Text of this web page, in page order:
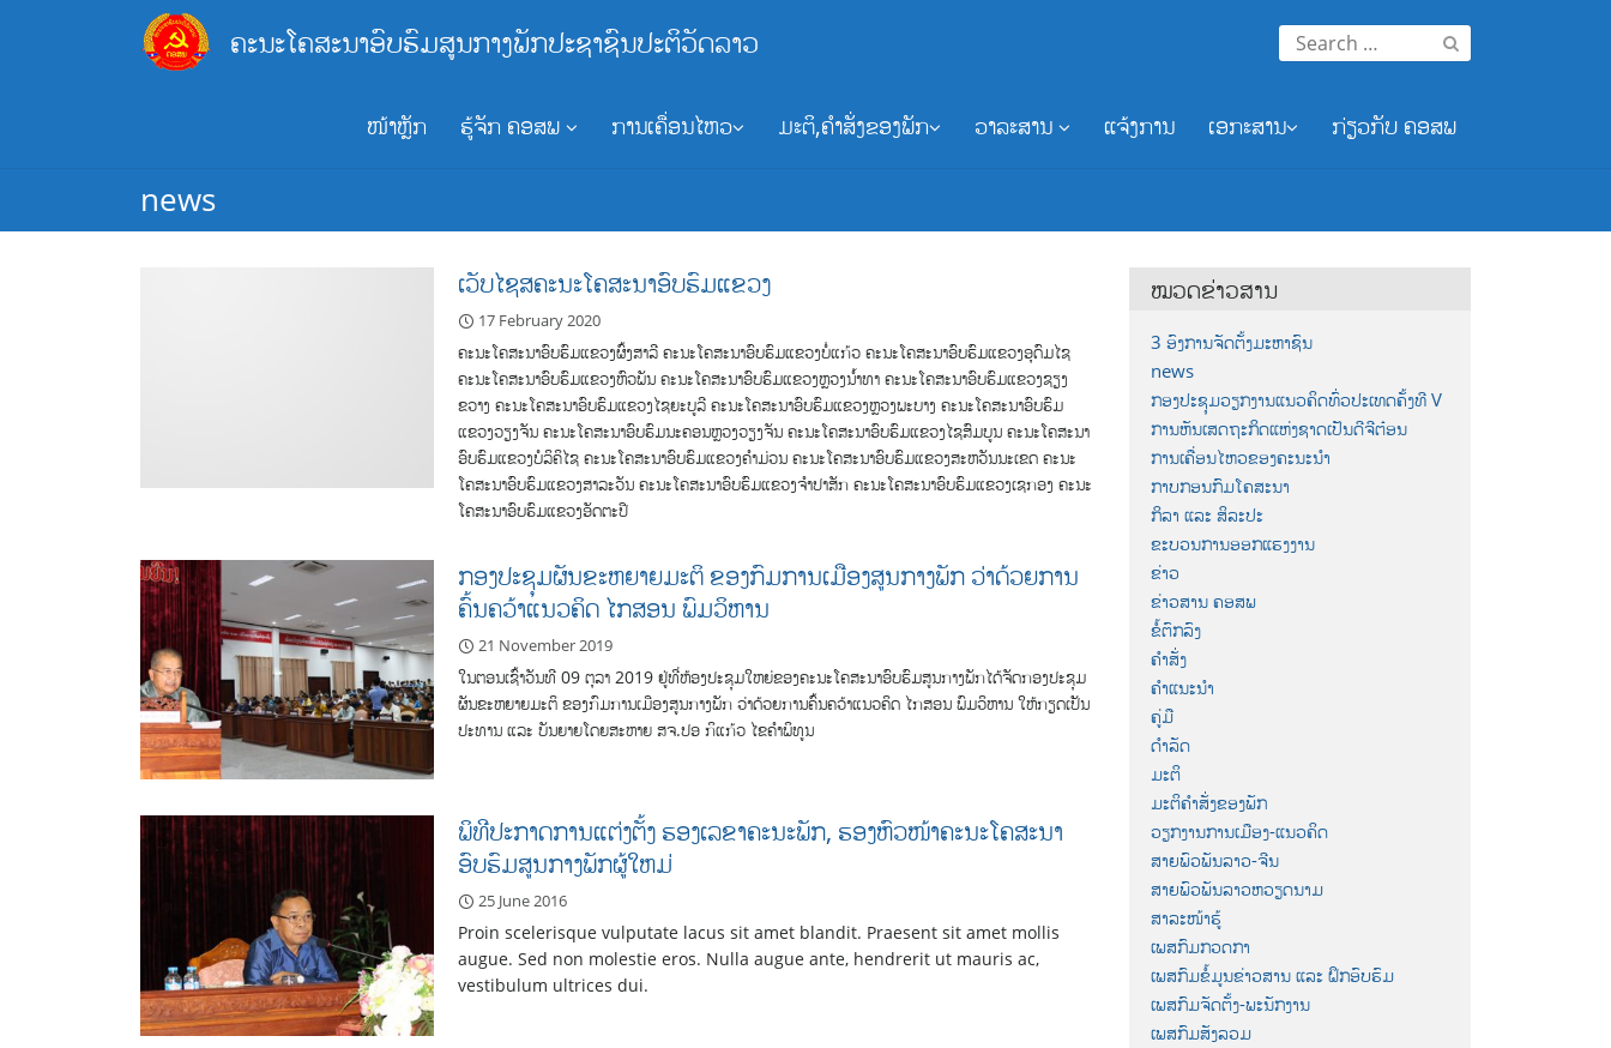
ຄະນະໂຄສະນາອົບຮົມສູນກາງພັກປະຊາຊົນປະຕິວັດລາວ
Search
for:
ໜ້າຫຼັກ ຮູ້ຈັກ ຄອສພ ການເຄື່ອນໄຫວ ມະຕິ,ຄຳສັ່ງຂອງພັກ ວາລະສານ ແຈ້ງການ ເອກະສານ ກ່ຽວກັບ ຄອສພ
news
ເວັບໄຊສຄະນະໂຄສະນາອົບຮົມແຂວງ
17 February 2020
ຄະນະໂຄສະນາອົບຮົມແຂວງຜົ້ງສາລີ ຄະນະໂຄສະນາອົບຮົມແຂວງບໍ່ແກ້ວ ຄະນະໂຄສະນາອົບຮົມແຂວງອຸດົມໄຊ
ຄະນະໂຄສະນາອົບຮົມແຂວງຫົວພັນ ຄະນະໂຄສະນາອົບຮົມແຂວງຫຼວງນ້ຳທາ ຄະນະໂຄສະນາອົບຮົມແຂວງຊຽງ
ຂວາງ ຄະນະໂຄສະນາອົບຮົມແຂວງໄຊຍະບູລີ ຄະນະໂຄສະນາອົບຮົມແຂວງຫຼວງພະບາງ ຄະນະໂຄສະນາອົບຮົມ
ແຂວງວຽງຈັນ ຄະນະໂຄສະນາອົບຮົມນະຄອນຫຼວງວຽງຈັນ ຄະນະໂຄສະນາອົບຮົມແຂວງໄຊສົມບູນ ຄະນະໂຄສະນາ
ອົບຮົມແຂວງບໍລິຄິໄຊ ຄະນະໂຄສະນາອົບຮົມແຂວງຄຳມ່ວນ ຄະນະໂຄສະນາອົບຮົມແຂວງສະຫວັນນະເຂດ ຄະນະ
ໂຄສະນາອົບຮົມແຂວງສາລະວັນ ຄະນະໂຄສະນາອົບຮົມແຂວງຈຳປາສັກ ຄະນະໂຄສະນາອົບຮົມແຂວງເຊກອງ ຄະນະ
ໂຄສະນາອົບຮົມແຂວງອັດຕະປື
ກອງປະຊຸມຜັນຂະຫຍາຍມະຕິ ຂອງກົມການເມືອງສູນກາງພັກ ວ່າດ້ວຍການ
ຄົ້ນຄວ້າແນວຄິດ ໄກສອນ ພົມວິຫານ
21 November 2019
ໃນຕອນເຊົ້າວັນທີ 09 ຕຸລາ 2019 ຢູ່ທີ່ຫ້ອງປະຊຸມໃຫຍ່ຂອງຄະນະໂຄສະນາອົບຮົມສູນກາງພັກໄດ້ຈັດກອງປະຊຸມ
ຜັນຂະຫຍາຍມະຕິ ຂອງກົມການເມືອງສູນກາງພັກ ວ່າດ້ວຍການຄົ້ນຄວ້າແນວຄິດ ໄກສອນ ພົມວິຫານ ໃຫ້ກຽດເປັນ
ປະທານ ແລະ ບັນຍາຍໂດຍສະຫາຍ ສຈ.ປອ ກິແກ້ວ ໄຂຄຳພິທູນ
ພິທີປະກາດການແຕ່ງຕັ້ງ ຮອງເລຂາຄະນະພັກ, ຮອງຫົວໜ້າຄະນະໂຄສະນາ
ອົບຮົມສູນກາງພັກຜູ້ໃຫມ່
25 June 2016
Proin scelerisque vulputate lacus sit amet blandit. Praesent sit amet mollis
augue. Sed non molestie eros. Nulla augue ante, hendrerit ut mauris ac,
vestibulum ultrices dui.
ໝວດຂ່າວສານ
3 ອົງການຈັດຕັ້ງມະຫາຊົນ
news
ກອງປະຊຸມວຽກງານແນວຄິດທົ່ວປະເທດຄັ້ງທີ V
ການຫັນເສດຖະກິດແຫ່ງຊາດເປັນດີຈີຕ໋ອນ
ການເຄື່ອນໄຫວຂອງຄະນະນຳ
ກາບກອນກົມໂຄສະນາ
ກິລາ ແລະ ສິລະປະ
ຂະບວນການອອກແຮງງານ
ຂ່າວ
ຂ່າວສານ ຄອສພ
ຂໍ້ຕົກລົງ
ຄຳສັ່ງ
ຄຳແນະນຳ
ຄູ່ມື
ດຳລັດ
ມະຕິ
ມະຕິຄຳສັ່ງຂອງພັກ
ວຽກງານການເມືອງ-ແນວຄິດ
ສາຍພົວພັນລາວ-ຈີນ
ສາຍພົວພັນລາວຫວຽດນາມ
ສາລະໜ້າຮູ້
ເພສກົມກວດກາ
ເພສກົມຂໍ້ມູນຂ່າວສານ ແລະ ຝຶກອົບຮົມ
ເພສກົມຈັດຕັ້ງ-ພະນັກງານ
ເພສກົມສັງລວມ